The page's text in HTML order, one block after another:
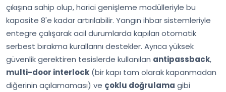
çıkışına sahip olup, harici genişleme modülleriyle bu
kapasite 8'e kadar artırılabilir. Yangın ihbar sistemleriyle
entegre çalışarak acil durumlarda kapıları otomatik
serbest bırakma kurallarını destekler. Ayrıca yüksek
güvenlik gerektiren tesislerde kullanılan antipassback,
multi-door interlock (bir kapı tam olarak kapanmadan
diğerinin açılamaması) ve çoklu doğrulama gibi